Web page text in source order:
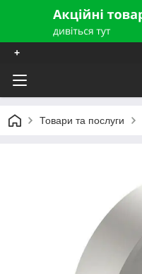
+
Товари та послуги